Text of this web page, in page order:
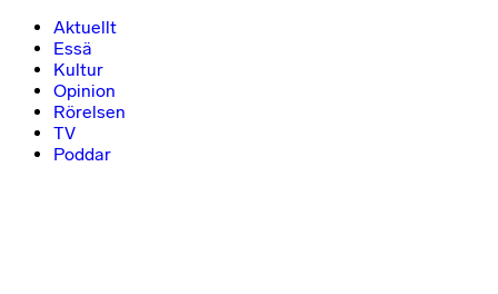
Aktuellt
Essä
Kultur
Opinion
Rörelsen
TV
Poddar